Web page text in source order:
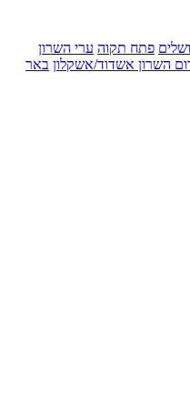
פתח תקוה ערי השרון
אשדוד/אשקלון באר